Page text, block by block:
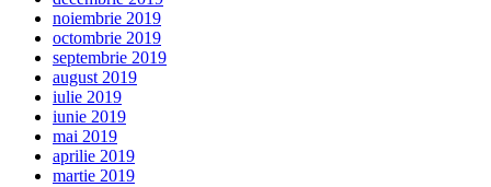
noiembrie 2019
octombrie 2019
septembrie 2019
august 2019
iulie 2019
iunie 2019
mai 2019
aprilie 2019
martie 2019